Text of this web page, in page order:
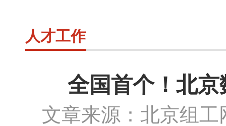
人才工作
全国首个！北
文章来源：北京